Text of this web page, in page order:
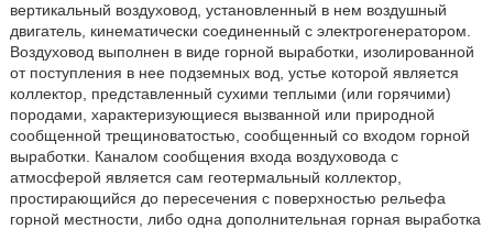
вертикальный воздуховод, установленный в нем воздушный
двигатель, кинематически соединенный с электрогенератором.
Воздуховод выполнен в виде горной выработки, изолированной
от поступления в нее подземных вод, устье которой является
коллектор, представленный сухими теплыми (или горячими)
породами, характеризующиеся вызванной или природной
сообщенной трещиноватостью, сообщенный со входом горной
выработки. Каналом сообщения входа воздуховода с
атмосферой является сам геотермальный коллектор,
простирающийся до пересечения с поверхностью рельефа
горной местности, либо одна дополнительная горная выработка